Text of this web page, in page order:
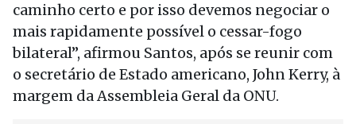
caminho certo e por isso devemos negociar o
mais rapidamente possível o cessar-fogo
bilateral”, afirmou Santos, após se reunir com
o secretário de Estado americano, John Kerry, à
margem da Assembleia Geral da ONU.